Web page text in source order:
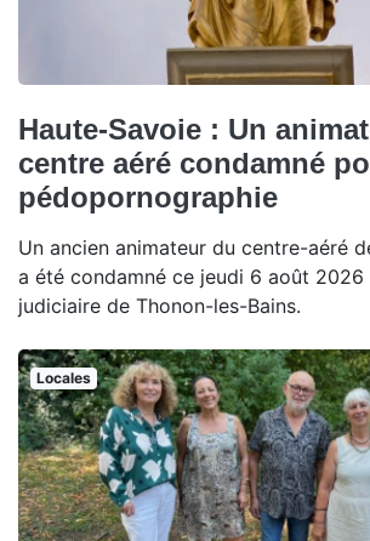
Haute-Savoie : Un
centre aéré condamné
pédopornographie
Un ancien animateur du centre-aéré
a été condamné ce jeudi 6 août
judiciaire de Thonon-les-Bains.
Locales